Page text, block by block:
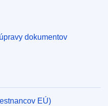
dokumentov
EÚ)